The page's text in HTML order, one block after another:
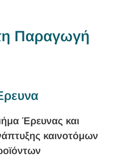
Παραγωγή
Έρευνας και
καινοτόμων